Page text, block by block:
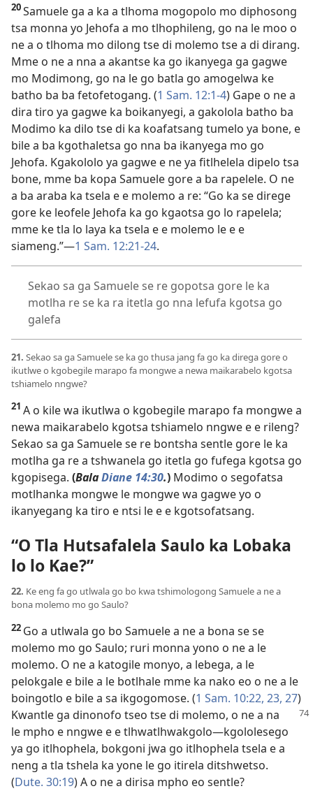
20Samuele ga a ka a tlhoma mogopolo mo diphosong
tsa monna yo Jehofa a mo tlhophileng, go na le moo o
ne a o tlhoma mo dilong tse di molemo tse a di dirang.
Mme o ne a nna a akantse ka go ikanyega ga gagwe
mo Modimong, go na le go batla go amogelwa ke
batho ba ba fetofetogang. (1 Sam. 12:1-4) Gape o ne a
dira tiro ya gagwe ka boikanyegi, a gakolola batho ba
Modimo ka dilo tse di ka koafatsang tumelo ya bone, e
bile a ba kgothaletsa go nna ba ikanyega mo go
Jehofa. Kgakololo ya gagwe e ne ya fitlhelela dipelo tsa
bone, mme ba kopa Samuele gore a ba rapelele. O ne
a ba araba ka tsela e e molemo a re: “Go ka se direge
gore ke leofele Jehofa ka go kgaotsa go lo rapelela;
mme ke tla lo laya ka tsela e e molemo le e e
siameng.”—1 Sam. 12:21-24.
Sekao sa ga Samuele se re gopotsa gore le ka
motlha re se ka ra itetla go nna lefufa kgotsa go
galefa
21. Sekao sa ga Samuele se ka go thusa jang fa go ka direga gore o
ikutlwe o kgobegile marapo fa mongwe a newa maikarabelo kgotsa
tshiamelo nngwe?
21 A o kile wa ikutlwa o kgobegile marapo fa mongwe a
newa maikarabelo kgotsa tshiamelo nngwe e e rileng?
Sekao sa ga Samuele se re bontsha sentle gore le ka
motlha ga re a tshwanela go itetla go fufega kgotsa go
kgopisega. (BalaDiane 14:30.) Modimo o segofatsa
motlhanka mongwe le mongwe wa gagwe yo o
ikanyegang ka tiro e ntsi le e e kgotsofatsang.
“O Tla Hutsafalela Saulo ka Lobaka
lo lo Kae?”
22. Ke eng fa go utlwala go bo kwa tshimologong Samuele a ne a
bona molemo mo go Saulo?
22 Go a utlwala go bo Samuele a ne a bona se se
molemo mo go Saulo; ruri monna yono o ne a le
molemo. O ne a katogile monyo, a lebega, a le
pelokgale e bile a le botlhale mme ka nako eo o ne a le
boingotlo e bile a sa ikgogomose. (1 Sam. 10:22, 23, 27)
Kwantle ga dinonofo tseo tse di molemo, o ne a na
le mpho e nngwe e e tlhwatlhwakgolo—kgololesego
ya go itlhophela, bokgoni jwa go itlhophela tsela e a
neng a tla tshela ka yone le go itirela ditshwetso.
(Dute. 30:19) A o ne a dirisa mpho eo sentle?